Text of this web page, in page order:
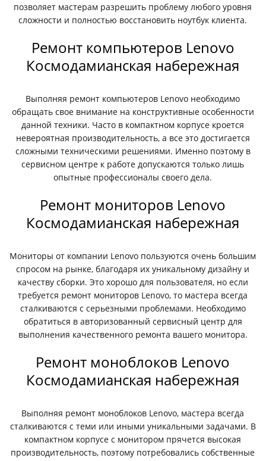
позволяет мастерам разрешить проблему любого уровня
сложности и полностью восстановить ноутбук клиента.
Ремонт компьютеров Lenovo
Космодамианская набережная
Выполняя ремонт компьютеров Lenovo необходимо
обращать свое внимание на конструктивные особенности
данной техники. Часто в компактном корпусе кроется
невероятная производительность, а все это достигается
сложными техническими решениями. Именно поэтому в
сервисном центре к работе допускаются только лишь
опытные профессионалы своего дела.
Ремонт мониторов Lenovo
Космодамианская набережная
Мониторы от компании Lenovo пользуются очень большим
спросом на рынке, благодаря их уникальному дизайну и
качеству сборки. Это хорошо для пользователя, но если
требуется ремонт мониторов Lenovo, то мастера всегда
сталкиваются с серьезными проблемами. Необходимо
обратиться в авторизованный сервисный центр для
выполнения качественного ремонта вашего монитора.
Ремонт моноблоков Lenovo
Космодамианская набережная
Выполняя ремонт моноблоков Lenovo, мастера всегда
сталкиваются с теми или иными уникальными задачами. В
компактном корпусе с монитором прячется высокая
производительность, поэтому потребовались собственные